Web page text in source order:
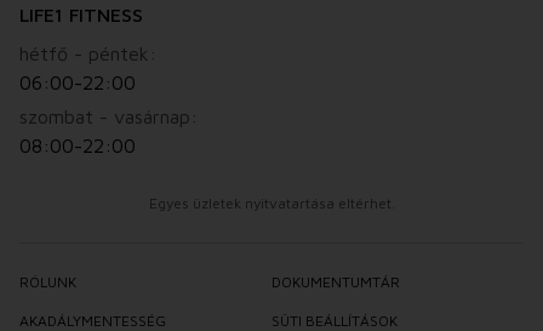
LIFE1 FITNESS
hétfő - péntek:
06:00-22:00
szombat - vasárnap:
08:00-22:00
Egyes üzletek nyitvatartása eltérhet.
RÓLUNK DOKUMENTUMTÁR
AKADÁLYMENTESSÉG SÜTI BEÁLLÍTÁSOK